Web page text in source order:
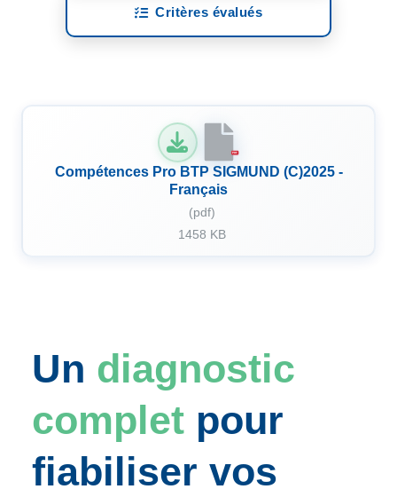
Critères évalués
PDF
Compétences Pro BTP SIGMUND (C)2025 -
Français
(pdf)
1458 KB
Un diagnostic
complet pour
fiabiliser vos